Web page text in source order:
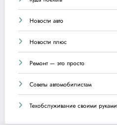
Новости авто
Новости плюс
Ремонт — это просто
Советы автомобилистам
Техобслуживание своими руками